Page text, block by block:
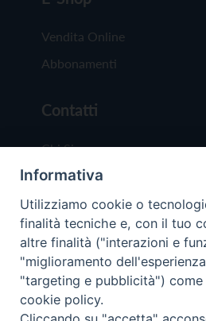
Vendita Online
Abbonamenti
Contatti
Chi Siamo
Redazione
Scrivici
Copyright © 2019 -
Informativa
Utilizziamo cookie o
finalità tecniche e, con il tuo
altre finalità ("interazioni e
"miglioramento
"targeting e pubblicità")
cookie policy.